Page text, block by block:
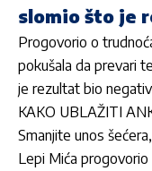
slomio što je
Progovorio o
pokušala da prevari
je rezultat bio
KAKO UBLAŽITI
Smanjite unos
Lepi Mića